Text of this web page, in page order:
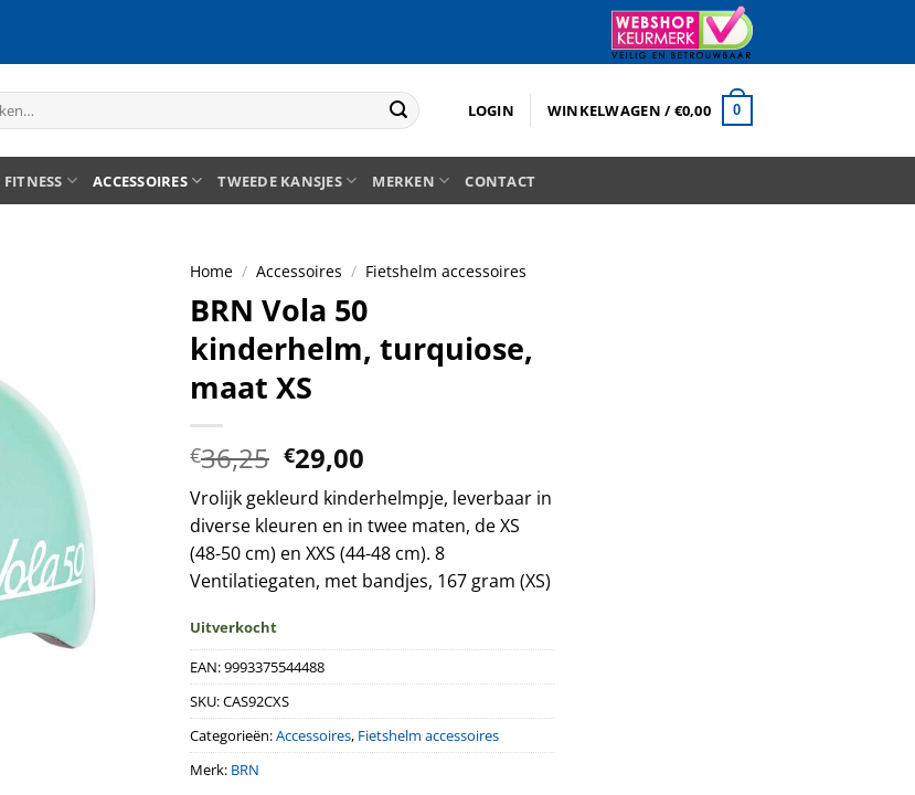
LOGIN WINKELWAGEN /€0,00 0
FITNESS ACCESSOIRES TWEEDE KANSJES MERKEN CONTACT
Home / Accessoires / Fietshelm accessoires
BRN Vola 50
kinderhelm, turquiose,
maat XS
€36,25 Oorspronkelijke
prijs
was:
€36,25.
€29,00
prijs
is:
€29,00.
Vrolijk gekleurd kinderhelmpje, leverbaar in
diverse kleuren en in twee maten, de XS
(48-50 cm) en XXS (44-48 cm). 8
Ventilatiegaten, met bandjes, 167 gram (XS)
Uitverkocht
EAN:9993375544488
SKU:CAS92CXS
Categorieën:Accessoires, Fietshelm accessoires
Merk: BRN